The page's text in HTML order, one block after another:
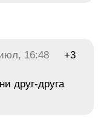
16:48 +3
друг-друга